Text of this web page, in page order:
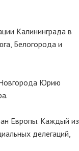
Калининграда в
Белогорода и
Новгорода Юрию
Европы. Каждый из
делегаций,